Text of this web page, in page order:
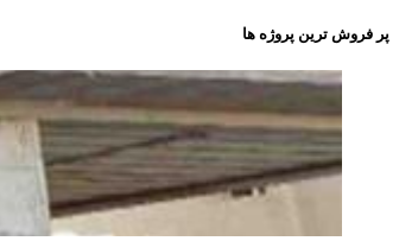
پر فروش ترین پروژه ها